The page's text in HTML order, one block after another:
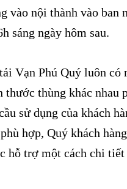
vào nội thành vào ban
sáng ngày hôm sau.
Vạn Phú Quý luôn có
thước thùng khác nhau
sử dụng của khách
hợp, Quý khách
hỗ trợ một cách chi tiết